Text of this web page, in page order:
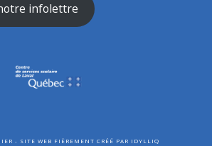
infolettre
- SITE WEB FIÈREMENT CRÉÉ PAR IDYLLIQ